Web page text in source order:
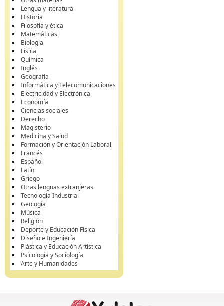
Lengua y literatura
Historia
Filosofía y ética
Matemáticas
Biología
Física
Química
Inglés
Geografía
Informática y Telecomunicaciones
Electricidad y Electrónica
Economía
Ciencias sociales
Derecho
Magisterio
Medicina y Salud
Formación y Orientación Laboral
Francés
Español
Latín
Griego
Otras lenguas extranjeras
Tecnología Industrial
Geología
Música
Religión
Deporte y Educación Física
Diseño e Ingeniería
Plástica y Educación Artística
Psicología y Sociología
Arte y Humanidades